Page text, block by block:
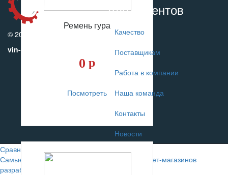
Ремень гура
0 р
Посмотреть
© 2010-2017
vin-motors.com
Для клиентов
Качество
Поставщикам
Работа в компании
Наша команда
Контакты
Новости
Сравнение
Самые лучшие сайты автомобильных интернет-магазинов
разрабатывают в